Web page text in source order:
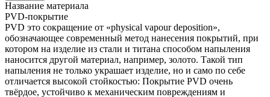
Название материала
PVD-покрытие
PVD это сокращение от «physical vapour deposition»,
обозначающее современный метод нанесения покрытий, при
котором на изделие из стали и титана способом напыления
наносится другой материал, например, золото. Такой тип
напыления не только украшает изделие, но и само по себе
отличается высокой стойкостью: Покрытие PVD очень
твёрдое, устойчиво к механическим повреждениям и